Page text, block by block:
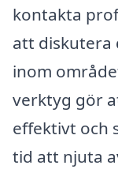
kontakta
att diskutera
inom
verktyg gör
effektivt och
tid att njuta